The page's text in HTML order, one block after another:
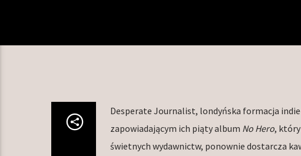
Desperate Journalist, londyńska formacja
zapowiadającym ich piąty album No Hero, który
świetnych wydawnictw, ponownie dostarcza